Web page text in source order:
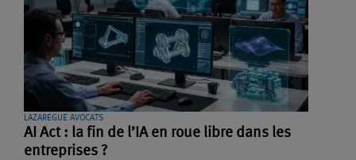
LAZAREGUE AVOCATS
AI Act : la fin de l’IA en roue libre dans les
entreprises ?